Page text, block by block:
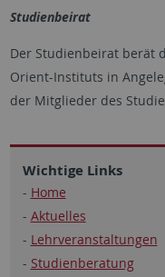
Studienbeirat
Der Studienbeirat berät
Orient-Instituts in
der Mitglieder des
Wichtige Links
- Home
- Aktuelles
- Lehrveranstaltungen
- Studienberatung